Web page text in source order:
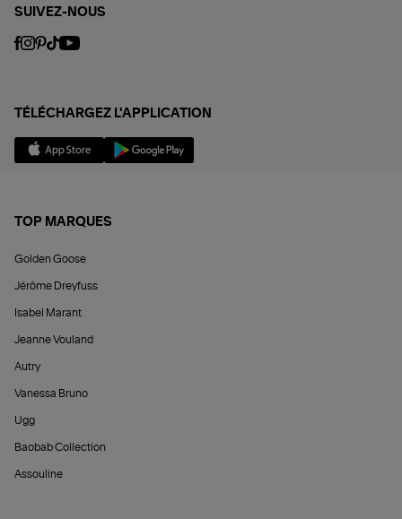
SUIVEZ-NOUS
TÉLÉCHARGEZ L'APPLICATION
TOP MARQUES
Golden Goose
Jérôme Dreyfuss
Isabel Marant
Jeanne Vouland
Autry
Vanessa Bruno
Ugg
Baobab Collection
Assouline